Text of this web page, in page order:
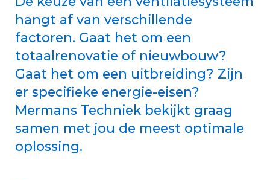
hangt af van verschillende
factoren. Gaat het om een
totaalrenovatie of nieuwbouw?
Gaat het om een uitbreiding? Zijn
er specifieke energie-eisen?
Mermans Techniek bekijkt graag
samen met jou de meest optimale
oplossing.